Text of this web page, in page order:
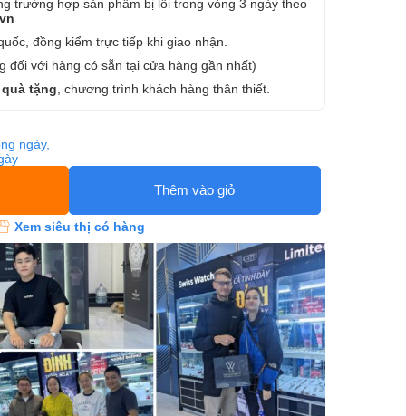
trường hợp sản phẩm bị lỗi trong vòng 3 ngày theo
đồng kiểm trực tiếp khi giao nhận.
đối với hàng có sẵn tại cửa hàng gần nhất)
tặng , chương trình khách hàng thân thiết.
ngày,
Thêm vào giỏ
Xem siêu thị có hàng